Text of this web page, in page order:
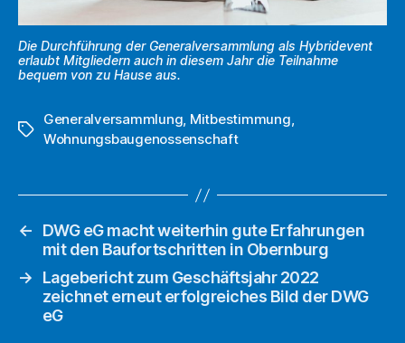
Die Durchführung der Generalversammlung als Hybridevent
erlaubt Mitgliedern auch in diesem Jahr die Teilnahme
bequem von zu Hause aus.
Schlagwörter
Generalversammlung, Mitbestimmung,
Wohnungsbaugenossenschaft
←
DWG eG macht weiterhin gute Erfahrungen
mit den Baufortschritten in Obernburg
→
Lagebericht zum Geschäftsjahr 2022
zeichnet erneut erfolgreiches Bild der DWG
eG